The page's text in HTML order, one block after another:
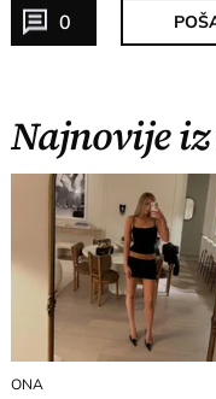
0
Najnovije
ONA